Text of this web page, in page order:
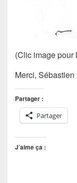
(Clic image pour
Merci, Sébastien
Partager :
Partager
J’aime ça :